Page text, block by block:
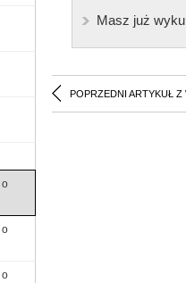
Masz już
POPRZEDNI ARTYKUŁ Z
o
o
o